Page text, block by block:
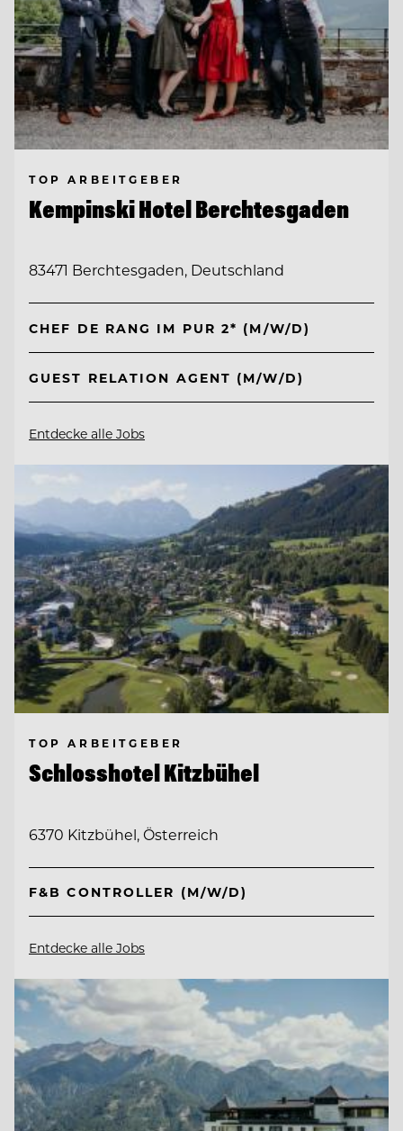
TOP ARBEITGEBER
Kempinski Hotel Berchtesgaden
83471 Berchtesgaden, Deutschland
CHEF DE RANG IM PUR 2* (M/W/D)
GUEST RELATION AGENT (M/W/D)
Entdecke alle Jobs
TOP ARBEITGEBER
Schlosshotel Kitzbühel
6370 Kitzbühel, Österreich
F&B CONTROLLER (M/W/D)
Entdecke alle Jobs